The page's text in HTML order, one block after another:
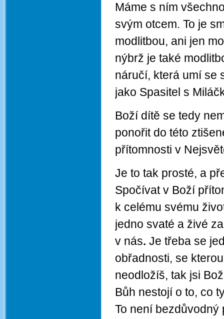
Máme s ním
svým otcem. To je
modlitbou, ani jen
nýbrž je také
náručí, která umí se
jako Spasitel s
Boží dítě se tedy
ponořit do této
přítomnosti v
Je to tak prosté, a
Spočívat v Boží
k celému svému
jedno svaté a živé
v nás. Je třeba se
obřadnosti, se
neodložíš, tak jsi
Bůh nestojí o to, co
To není